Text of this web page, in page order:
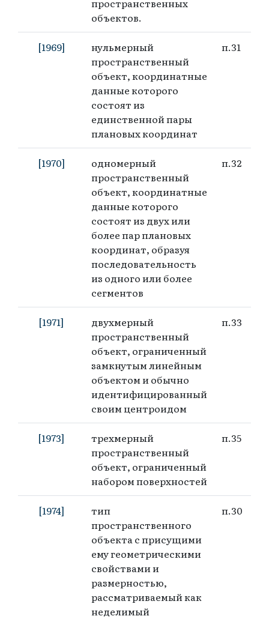
объектов.
[1969]
нульмерный
пространственный
объект, координатные
данные которого
состоят из
единственной пары
плановых координат
п.31
[1970]
одномерный
пространственный
объект, координатные
данные которого
состоят из двух или
более пар плановых
координат, образуя
последовательность
из одного или более
сегментов
п.32
[1971]
двухмерный
пространственный
объект, ограниченный
замкнутым линейным
объектом и обычно
идентифицированный
своим центроидом
п.33
[1973]
трехмерный
пространственный
объект, ограниченный
набором поверхностей
п.35
[1974]
тип
пространственного
объекта с присущими
ему геометрическими
свойствами и
размерностью,
рассматриваемый как
неделимый
п.30